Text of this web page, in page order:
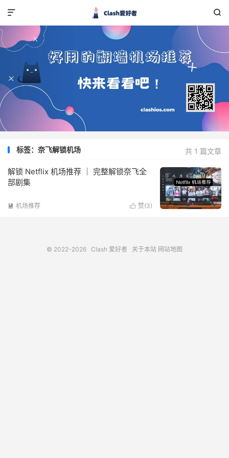


共 1 篇文章
标签：奈飞解锁机场
解锁 Netflix 机场推荐 ｜ 完整解锁奈飞全
部剧集
 赞(3)
 机场推荐
© 2022-2026 Clash 爱好者 关于本站 网站地图